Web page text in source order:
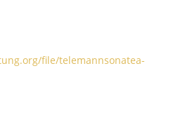
file/telemannsonatea-